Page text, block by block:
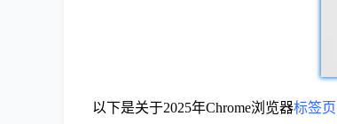
以下是关于2025年Chrome浏览器标签页